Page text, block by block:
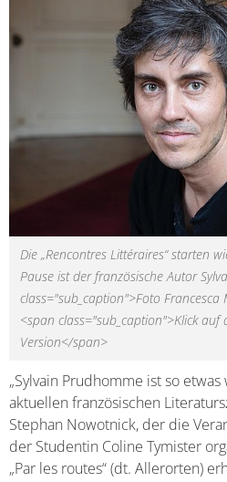
Die „Rencontres Littéraires“ starten
Pause ist der französische Autor
class="sub_caption">Foto
<span class="sub_caption">Klick auf
Version</span>
„Sylvain Prudhomme ist so
aktuellen französischen
Stephan Nowotnick, der die
der Studentin Coline Tymister
„Par les routes“ (dt. Allerorten)